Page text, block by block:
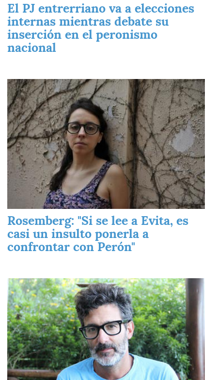
El PJ entrerriano va a elecciones
internas mientras debate su
inserción en el peronismo
nacional
Imagen
Rosemberg: "Si se lee a Evita, es
casi un insulto ponerla a
confrontar con Perón"
Imagen